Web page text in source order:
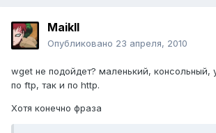
Maikll
Опубликовано 23 апреля, 2010
wget не подойдет? маленький, консольный,
по ftp, так и по http.
Хотя конечно фраза